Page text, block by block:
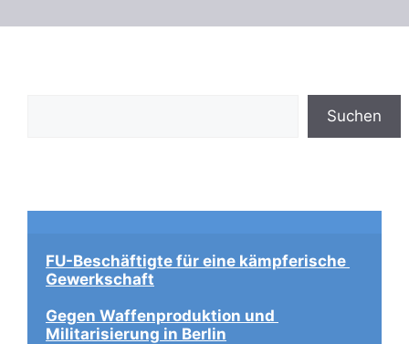
Suchen
FU-Beschäftigte für eine kämpferische
Gewerkschaft
Gegen Waffenproduktion und
Militarisierung in Berlin